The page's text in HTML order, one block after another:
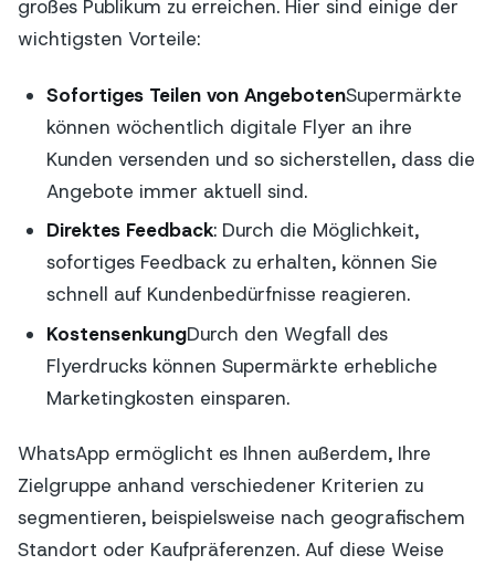
großes Publikum zu erreichen. Hier sind einige der
wichtigsten Vorteile:
Sofortiges Teilen von AngebotenSupermärkte
können wöchentlich digitale Flyer an ihre
Kunden versenden und so sicherstellen, dass die
Angebote immer aktuell sind.
Direktes Feedback: Durch die Möglichkeit,
sofortiges Feedback zu erhalten, können Sie
schnell auf Kundenbedürfnisse reagieren.
KostensenkungDurch den Wegfall des
Flyerdrucks können Supermärkte erhebliche
Marketingkosten einsparen.
WhatsApp ermöglicht es Ihnen außerdem, Ihre
Zielgruppe anhand verschiedener Kriterien zu
segmentieren, beispielsweise nach geografischem
Standort oder Kaufpräferenzen. Auf diese Weise